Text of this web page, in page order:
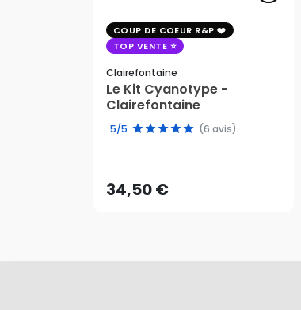
COUP DE COEUR R&P
TOP VENTE
Clairefontaine
Le Kit Cyanotype -
Clairefontaine
5/5 (6 avis)
34,50 €AJOUTER AU PANIER